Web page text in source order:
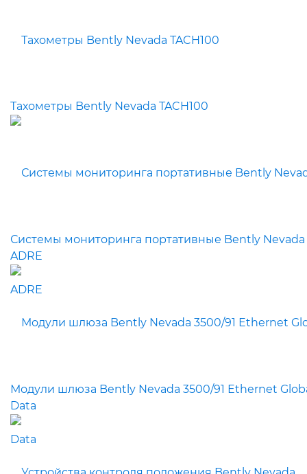
Тахометры Bently Nevada TACH100
Системы мониторинга портативные Bently Nevada
ADRE
Модули шлюза Bently Nevada 3500/91 Ethernet
Data